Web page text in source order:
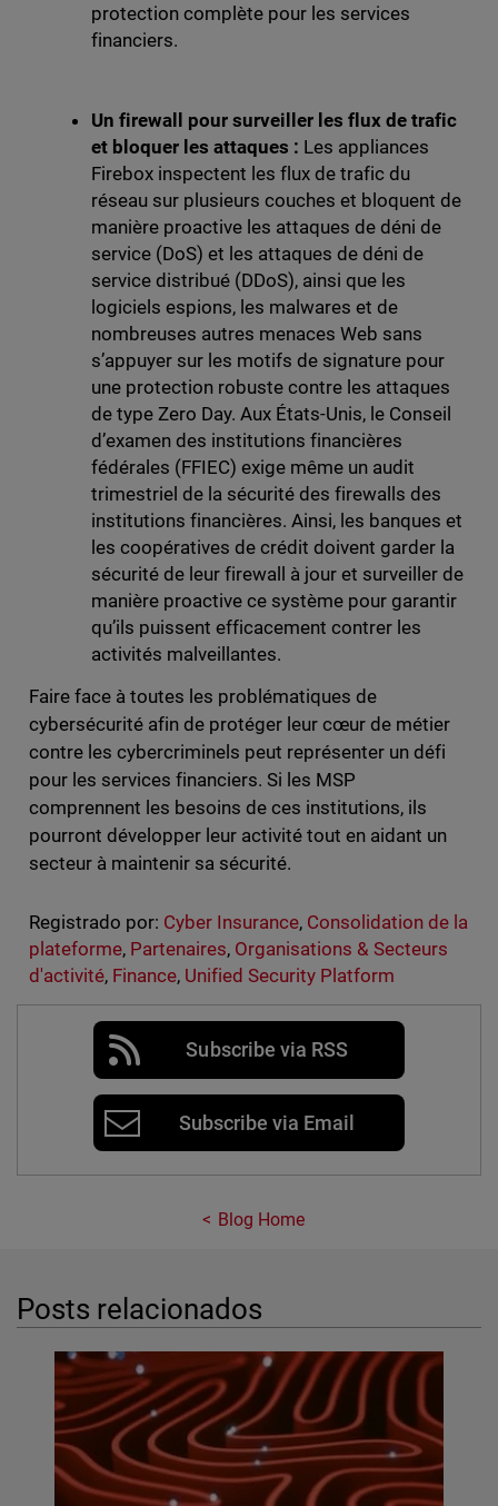
protection complète pour les services
financiers.
Un firewall pour surveiller les flux de trafic
et bloquer les attaques : Les appliances
Firebox inspectent les flux de trafic du
réseau sur plusieurs couches et bloquent de
manière proactive les attaques de déni de
service (DoS) et les attaques de déni de
service distribué (DDoS), ainsi que les
logiciels espions, les malwares et de
nombreuses autres menaces Web sans
s’appuyer sur les motifs de signature pour
une protection robuste contre les attaques
de type Zero Day. Aux États-Unis, le Conseil
d’examen des institutions financières
fédérales (FFIEC) exige même un audit
trimestriel de la sécurité des firewalls des
institutions financières. Ainsi, les banques et
les coopératives de crédit doivent garder la
sécurité de leur firewall à jour et surveiller de
manière proactive ce système pour garantir
qu’ils puissent efficacement contrer les
activités malveillantes.
Faire face à toutes les problématiques de
cybersécurité afin de protéger leur cœur de métier
contre les cybercriminels peut représenter un défi
pour les services financiers. Si les MSP
comprennent les besoins de ces institutions, ils
pourront développer leur activité tout en aidant un
secteur à maintenir sa sécurité.
Registrado por: Cyber Insurance, Consolidation de la
plateforme, Partenaires, Organisations & Secteurs
d'activité, Finance, Unified Security Platform
Subscribe via RSS
Subscribe via Email
Blog Home
Posts relacionados